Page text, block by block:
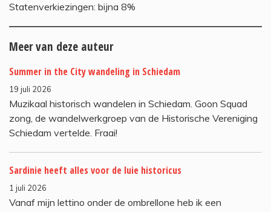
Statenverkiezingen: bijna 8%
Meer van deze auteur
Summer in the City wandeling in Schiedam
19 juli 2026
Muzikaal historisch wandelen in Schiedam. Goon Squad
zong, de wandelwerkgroep van de Historische Vereniging
Schiedam vertelde. Fraai!
Sardinie heeft alles voor de luie historicus
1 juli 2026
Vanaf mijn lettino onder de ombrellone heb ik een